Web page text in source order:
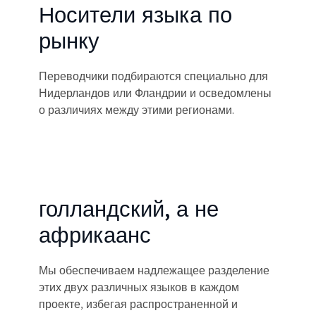
Носители языка по
рынку
Переводчики подбираются специально для
Нидерландов или Фландрии и осведомлены
о различиях между этими регионами.
голландский, а не
африкаанс
Мы обеспечиваем надлежащее разделение
этих двух различных языков в каждом
проекте, избегая распространенной и